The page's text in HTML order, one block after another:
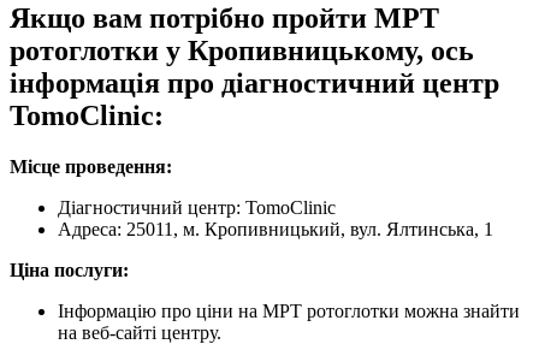
Якщо вам потрібно пройти МРТ
ротоглотки у Кропивницькому, ось
інформація про діагностичний центр
TomoClinic:
Місце проведення:
Діагностичний центр: TomoClinic
Адреса: 25011, м. Кропивницький, вул. Ялтинська, 1
Ціна послуги:
Інформацію про ціни на МРТ ротоглотки можна знайти
на веб-сайті центру.